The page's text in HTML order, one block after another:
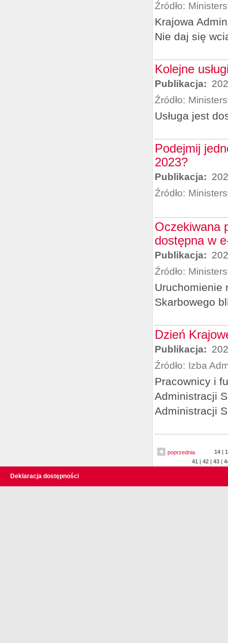
Źródło:
Krajowa
Nie daj się
Kolejne
Publikacja:
Źródło:
Usługa jest
Podejmij
2023?
Publikacja:
Źródło:
Oczekiwana
dostępna w
Publikacja:
Źródło:
Uruchomienie
Skarbowego
Dzień
Publikacja:
Źródło: Izba
Pracownicy i
Administracji
Administracji
poprzednia 14 |
41 | 42 | 43 |
Deklaracja dostępności